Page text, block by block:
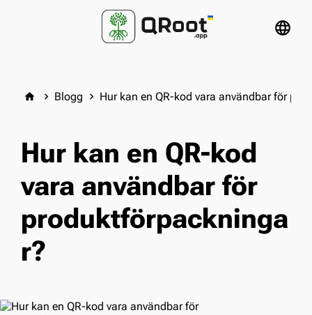
language
home keyboard_arrow_right Blogg keyboard_arrow_right Hur kan en QR-kod vara användbar för
Hur kan en QR-kod
vara användbar för
produktförpackninga
r?